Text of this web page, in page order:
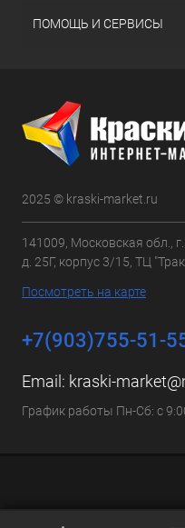
ПОМОЩЬ И СЕРВИСЫ
2025 © kraski-market.ru
141009, Московская обл.,
д. 25Г, корпус 3/15, ТЦ
Посмотреть на карте
+7(903)755-51-
Email: kraski-
График работы Пн-Сб: с